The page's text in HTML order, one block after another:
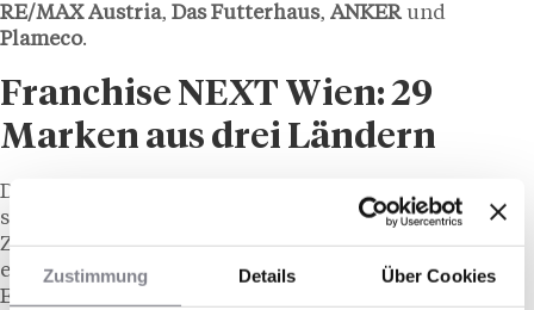
Zustimmung Details Über Cookies
RE/MAX Austria, Das Futterhaus, ANKER und
Plameco.
Franchise NEXT Wien: 29
Marken aus drei Ländern
Die
versteht sich nicht nur als Messe,
sondern als Plattform für Austausch und Vernetzung.
Zwei Tage lang kamen Menschen mit Ideen mit
erfahrenen Unternehmer:innen ins Gespräch, dazu
Expert:innen aus Finanzierung, Recht und